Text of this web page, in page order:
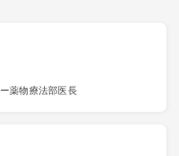
薬物療法部医長